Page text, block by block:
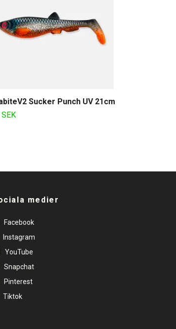
Sucker Punch UV 21cm
medier
Facebook
Instagram
YouTube
Snapchat
Pinterest
Tiktok